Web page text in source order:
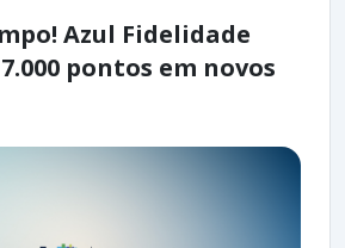
Azul Fidelidade
pontos em novos